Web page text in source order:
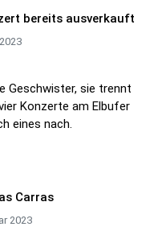
bereits ausverkauft
Geschwister, sie trennt
Konzerte am Elbufer
eines nach.
Carras
2023